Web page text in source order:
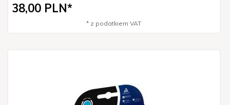
38,00 PLN*
* z podatkiem VAT